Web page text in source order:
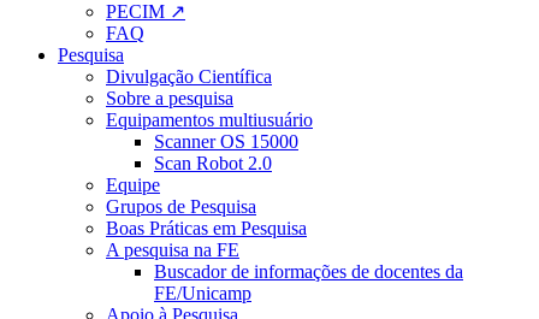
PECIM ↗
FAQ
Pesquisa
Divulgação Científica
Sobre a pesquisa
Equipamentos multiusuário
Scanner OS 15000
Scan Robot 2.0
Equipe
Grupos de Pesquisa
Boas Práticas em Pesquisa
A pesquisa na FE
Buscador de informações de docentes da
FE/Unicamp
Apoio à Pesquisa